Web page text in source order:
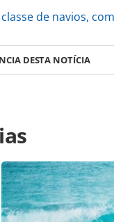
de navios,
DESTA NOTÍCIA
mercado/
navio-da-
o conteúdo
sobre direito
Editora